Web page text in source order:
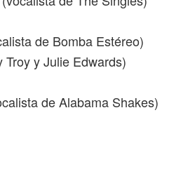
de Bomba Estéreo)
Troy y Julie Edwards)
de Alabama Shakes)